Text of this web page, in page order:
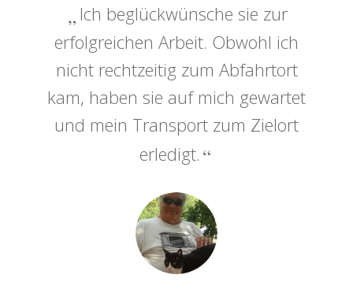
Ich beglückwünsche sie zur
erfolgreichen Arbeit. Obwohl ich
nicht rechtzeitig zum Abfahrtort
kam, haben sie auf mich gewartet
und mein Transport zum Zielort
erledigt.